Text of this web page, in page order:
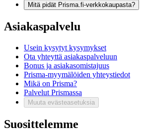
Mitä pidät Prisma.fi-verkkokaupasta?
Asiakaspalvelu
Usein kysytyt kysymykset
Ota yhteyttä asiakaspalveluun
Bonus ja asiakasomistajuus
Prisma-myymälöiden yhteystiedot
Mikä on Prisma?
Palvelut Prismassa
Muuta evästeasetuksia
Suosittelemme